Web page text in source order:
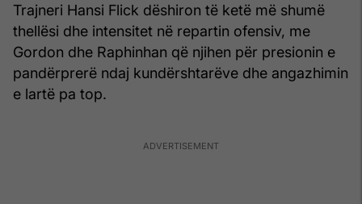
Trajneri Hansi Flick dëshiron të ketë më shumë
thellësi dhe intensitet në repartin ofensiv, me
Gordon dhe Raphinhan që njihen për presionin e
pandërprerë ndaj kundërshtarëve dhe angazhimin
e lartë pa top.